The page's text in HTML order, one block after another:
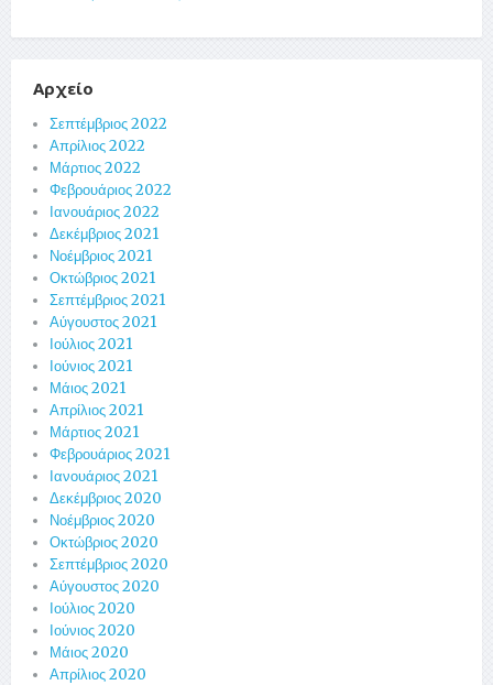
Αρχείο
Σεπτέμβριος 2022
Απρίλιος 2022
Μάρτιος 2022
Φεβρουάριος 2022
Ιανουάριος 2022
Δεκέμβριος 2021
Νοέμβριος 2021
Οκτώβριος 2021
Σεπτέμβριος 2021
Αύγουστος 2021
Ιούλιος 2021
Ιούνιος 2021
Μάιος 2021
Απρίλιος 2021
Μάρτιος 2021
Φεβρουάριος 2021
Ιανουάριος 2021
Δεκέμβριος 2020
Νοέμβριος 2020
Οκτώβριος 2020
Σεπτέμβριος 2020
Αύγουστος 2020
Ιούλιος 2020
Ιούνιος 2020
Μάιος 2020
Απρίλιος 2020